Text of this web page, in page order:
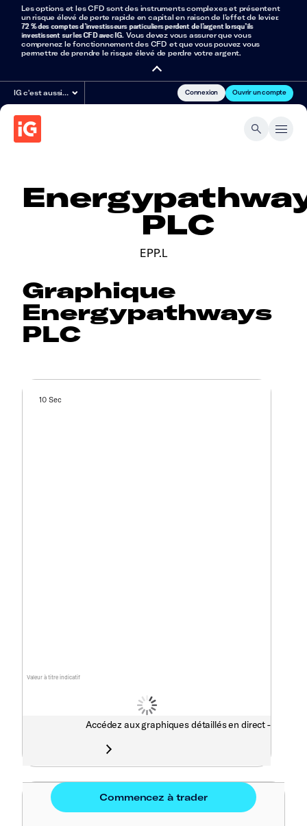
Les options et les CFD sont des instruments complexes et présentent
un risque élevé de perte rapide en capital en raison de l’effet de levier.
72 % des comptes d’investisseurs particuliers perdent de l’argent lorsqu’ils
investissent sur les CFD avec IG. Vous devez vous assurer que vous
comprenez le fonctionnement des CFD et que vous pouvez vous
permettre de prendre le risque élevé de perdre votre argent.
IG c'est aussi… Connexion Ouvrir un compte
PLC
EPP.L
Graphique
Energypathways
PLC
Valeur à titre indicatif
10 Sec
Accédez aux graphiques détaillés en direct -